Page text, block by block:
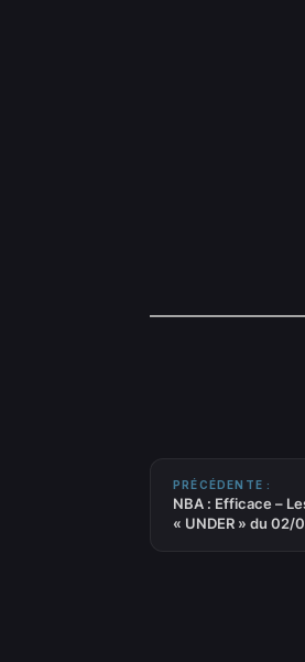
PRÉCÉDENTE :
NBA : Efficace –
« UNDER » du 02/